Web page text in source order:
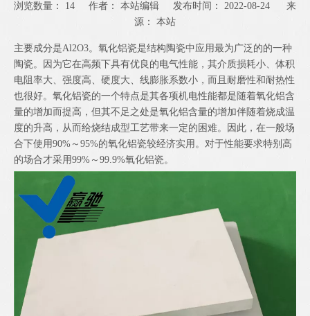
浏览数量： 14 作者： 本站编辑 发布时间： 2022-08-24 来
源： 本站
["wechat","weibo","qzone","douban","email"]
主要成分是Al2O3。氧化铝瓷是结构陶瓷中应用最为广泛的的一种
陶瓷。因为它在高频下具有优良的电气性能，其介质损耗小、体积
电阻率大、强度高、硬度大、线膨胀系数小，而且耐磨性和耐热性
也很好。氧化铝瓷的一个特点是其各项机电性能都是随着氧化铝含
量的增加而提高，但其不足之处是氧化铝含量的增加伴随着烧成温
度的升高，从而给烧结成型工艺带来一定的困难。因此，在一般场
合下使用90%～95%的氧化铝瓷较经济实用。对于性能要求特别高
的场合才采用99%～99.9%氧化铝瓷。